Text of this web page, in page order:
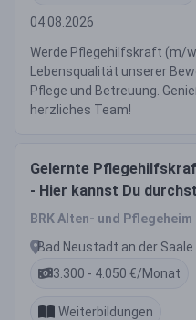
04.08.2026
Werde Pflegehilfskraft (m/
Lebensqualität unserer
Pflege und Betreuung.
herzliches Team!
Gelernte
- Hier kannst Du
BRK Alten- und
Bad Neustadt an der Saale
3.300 - 4.050 €/Monat
Weiterbildungen